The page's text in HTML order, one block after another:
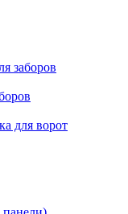
заборов
для ворот